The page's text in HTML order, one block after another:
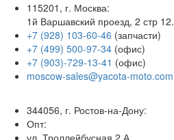
115201, г. Москва:
1й Варшавский проезд, 2 стр 12.
+7 (928) 103-60-46 (запчасти)
+7 (499) 500-97-34(офис)
+7 (903)-729-13-41 (офис)
moscow-sales@yacota-moto.com
344056, г. Ростов-на-Дону:
Опт:
ул. Троллейбусная 2 А